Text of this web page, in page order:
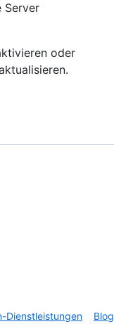
Server
oder
Dienstleistungen Blog